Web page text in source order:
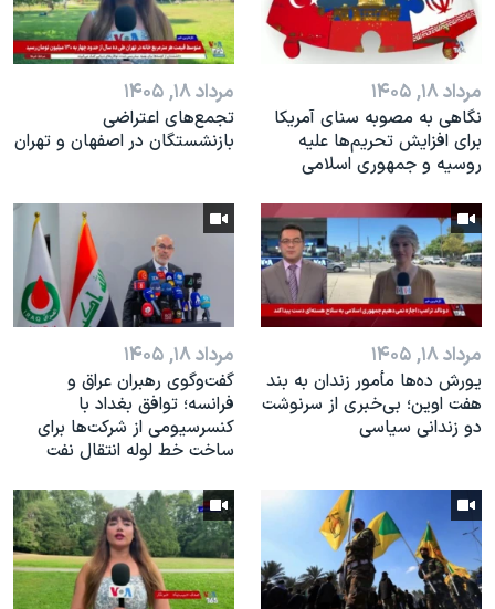
مرداد ۱۸, ۱۴۰۵
نگاهی به مصوبه سنای آمریکا
برای افزایش تحریم‌ها علیه
روسیه و جمهوری اسلامی
مرداد ۱۸, ۱۴۰۵
تجمع‌های اعتراضی
بازنشستگان در اصفهان و تهران
مرداد ۱۸, ۱۴۰۵
یورش ده‌ها مأمور زندان به بند
هفت اوین؛ بی‌خبری از سرنوشت
دو زندانی سیاسی
مرداد ۱۸, ۱۴۰۵
گفت‌وگوی رهبران عراق و
فرانسه؛ توافق بغداد با
کنسرسیومی از شرکت‌ها برای
ساخت خط لوله انتقال نفت